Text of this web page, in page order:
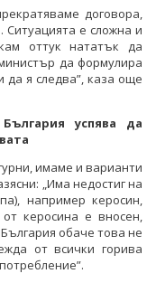
договора,
Ситуацията е сложна и
оттук нататък да
да формулира
да я следва”, каза още
успява да
имаме и варианти
„Има недостиг на
например керосин,
керосина е вносен,
обаче това не
от всички горива